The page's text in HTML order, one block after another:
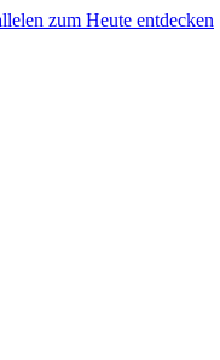
zum Heute entdecken